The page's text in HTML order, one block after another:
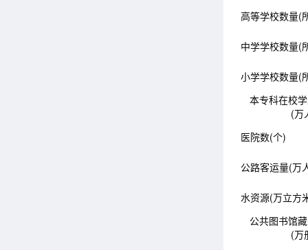
高等学校数量(
中学学校数量(
小学学校数量(
本专科在校
(万
医院数(个)
公路客运量(万
水资源(万立方
公共图书馆
(万